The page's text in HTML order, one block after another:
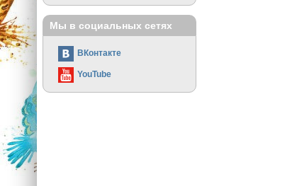
Мы в социальных сетях
ВКонтакте
YouTube